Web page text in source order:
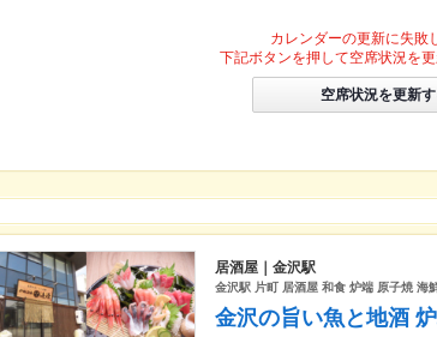
カレンダーの更新に失敗
下記ボタンを押して空席状況を更
空席状況を更新
居酒屋｜金沢駅
金沢駅 片町 居酒屋 和食 炉端 原子焼 海
金沢の旨い魚と地酒